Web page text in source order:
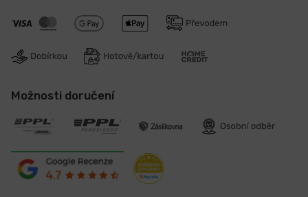
Možnosti doručení